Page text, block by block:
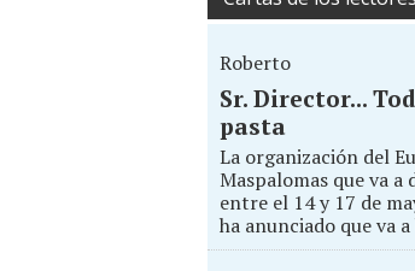
Roberto
Sr. Director...
pasta
La organización del
Maspalomas que va a
entre el 14 y 17 de
ha anunciado que va